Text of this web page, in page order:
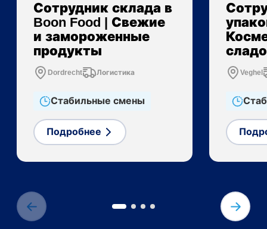
Сотрудник склада в
Boon Food | Свежие
и замороженные
продукты
Dordrecht Логистика
Стабильные смены
Подробнее
Veghel